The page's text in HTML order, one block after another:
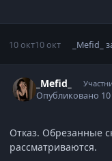
10 окт10 окт _Mefid_
_Mefid_
Опубликовано
Отказ. Обрезанные
рассматриваются.